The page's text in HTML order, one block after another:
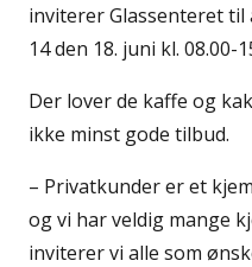
inviterer Glassenteret
14 den 18. juni kl. 08.00-
Der lover de kaffe og
ikke minst gode tilbud.
– Privatkunder er et
og vi har veldig mange
inviterer vi alle som